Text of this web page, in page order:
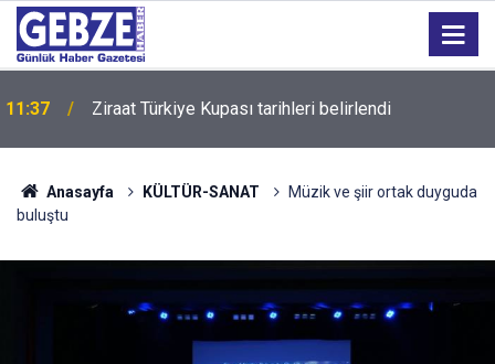
11:37 Ziraat Türkiye Kupası tarihleri belirlendi
Anasayfa KÜLTÜR-SANAT
Müzik ve şiir ortak duyguda
buluştu